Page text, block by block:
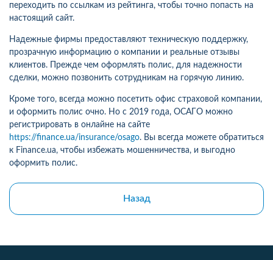
переходить по ссылкам из рейтинга, чтобы точно попасть на
настоящий сайт.
Надежные фирмы предоставляют техническую поддержку,
прозрачную информацию о компании и реальные отзывы
клиентов. Прежде чем оформлять полис, для надежности
сделки, можно позвонить сотрудникам на горячую линию.
Кроме того, всегда можно посетить офис страховой компании,
и оформить полис очно. Но с 2019 года, ОСАГО можно
регистрировать в онлайне на сайте
https://finance.ua/insurance/osago. Вы всегда можете обратиться
к Finance.ua, чтобы избежать мошенничества, и выгодно
оформить полис.
Назад